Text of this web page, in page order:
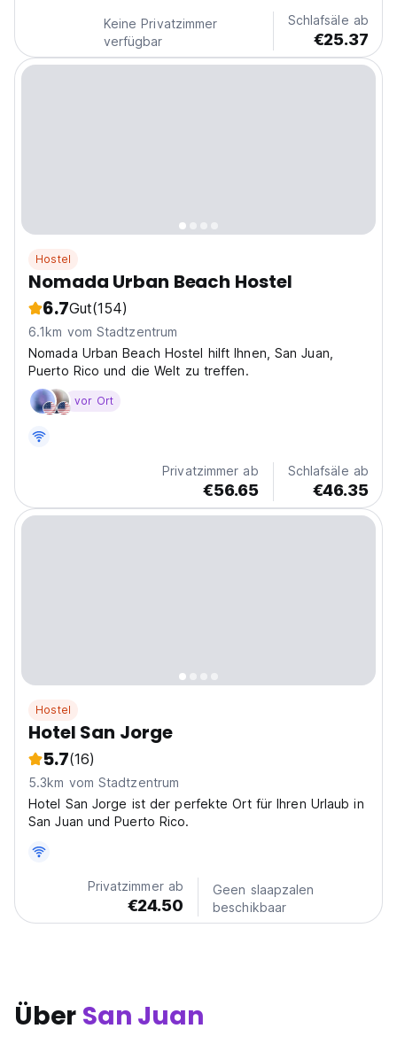
Puerto Rico. Located in the dynamic neighborhood...
Keine Privatzimmer
verfügbar
Schlafsäle ab
€25.37
Hostel
Nomada Urban Beach Hostel
6.7Gut(154)
6.1km vom Stadtzentrum
Nomada Urban Beach Hostel hilft Ihnen, San Juan,
Puerto Rico und die Welt zu treffen.
vor Ort
Privatzimmer ab
€56.65
Schlafsäle ab
€46.35
Hostel
Hotel San Jorge
5.7(16)
5.3km vom Stadtzentrum
Hotel San Jorge ist der perfekte Ort für Ihren Urlaub in
San Juan und Puerto Rico.
Privatzimmer ab
€24.50
Geen slaapzalen
beschikbaar
Über San Juan